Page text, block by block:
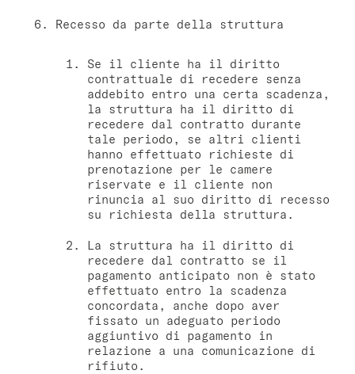
Recesso da parte della struttura
Se il cliente ha il diritto
contrattuale di recedere senza
addebito entro una certa scadenza,
la struttura ha il diritto di
recedere dal contratto durante
tale periodo, se altri clienti
hanno effettuato richieste di
prenotazione per le camere
riservate e il cliente non
rinuncia al suo diritto di recesso
su richiesta della struttura.
La struttura ha il diritto di
recedere dal contratto se il
pagamento anticipato non è stato
effettuato entro la scadenza
concordata, anche dopo aver
fissato un adeguato periodo
aggiuntivo di pagamento in
relazione a una comunicazione di
rifiuto.